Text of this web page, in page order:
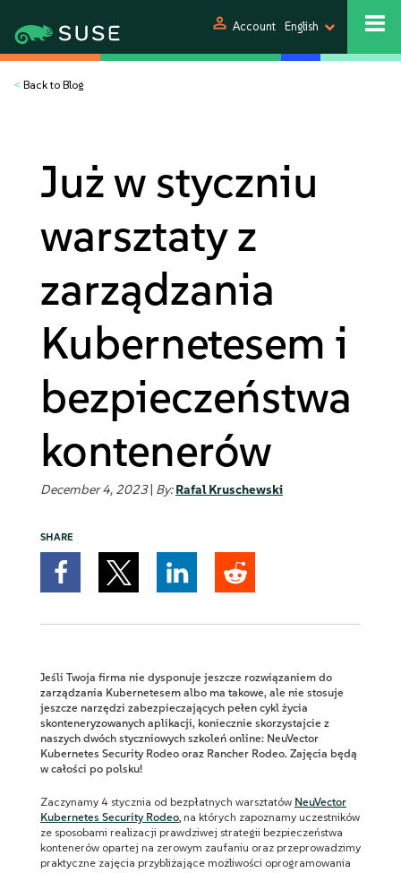
person Account English
< Back to Blog
Już w styczniu
warsztaty z
zarządzania
Kubernetesem i
bezpieczeństwa
kontenerów
December 4, 2023| By:Rafal Kruschewski
SHARE
Jeśli Twoja firma nie dysponuje jeszcze rozwiązaniem do
zarządzania Kubernetesem albo ma takowe, ale nie stosuje
jeszcze narzędzi zabezpieczających pełen cykl życia
skonteneryzowanych aplikacji, koniecznie skorzystajcie z
naszych dwóch styczniowych szkoleń online: NeuVector
Kubernetes Security Rodeo oraz Rancher Rodeo. Zajęcia będą
w całości po polsku!
Zaczynamy 4 stycznia od bezpłatnych warsztatów NeuVector
Kubernetes Security Rodeo, na których zapoznamy uczestników
ze sposobami realizacji prawdziwej strategii bezpieczeństwa
kontenerów opartej na zerowym zaufaniu oraz przeprowadzimy
praktyczne zajęcia przybliżające możliwości oprogramowania